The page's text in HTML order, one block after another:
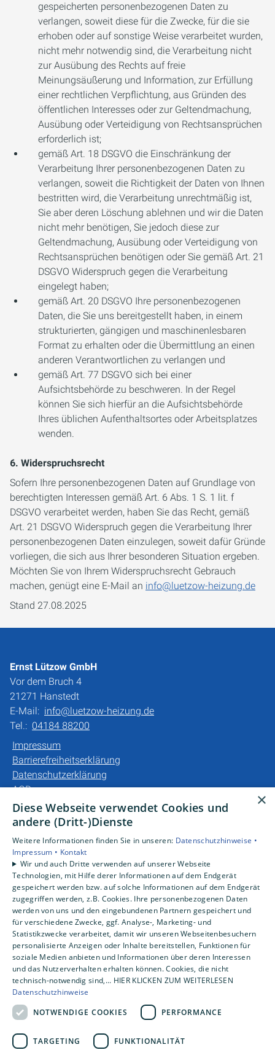
gespeicherten personenbezogenen Daten zu
verlangen, soweit diese für die Zwecke, für die sie
erhoben oder auf sonstige Weise verarbeitet wurden,
nicht mehr notwendig sind, die Verarbeitung nicht
zur Ausübung des Rechts auf freie
Meinungsäußerung und Information, zur Erfüllung
einer rechtlichen Verpflichtung, aus Gründen des
öffentlichen Interesses oder zur Geltendmachung,
Ausübung oder Verteidigung von Rechtsansprüchen
erforderlich ist;
gemäß Art. 18 DSGVO die Einschränkung der
Verarbeitung Ihrer personenbezogenen Daten zu
verlangen, soweit die Richtigkeit der Daten von Ihnen
bestritten wird, die Verarbeitung unrechtmäßig ist,
Sie aber deren Löschung ablehnen und wir die Daten
nicht mehr benötigen, Sie jedoch diese zur
Geltendmachung, Ausübung oder Verteidigung von
Rechtsansprüchen benötigen oder Sie gemäß Art. 21
DSGVO Widerspruch gegen die Verarbeitung
eingelegt haben;
gemäß Art. 20 DSGVO Ihre personenbezogenen
Daten, die Sie uns bereitgestellt haben, in einem
strukturierten, gängigen und maschinenlesbaren
Format zu erhalten oder die Übermittlung an einen
anderen Verantwortlichen zu verlangen und
gemäß Art. 77 DSGVO sich bei einer
Aufsichtsbehörde zu beschweren. In der Regel
können Sie sich hierfür an die Aufsichtsbehörde
Ihres üblichen Aufenthaltsortes oder Arbeitsplatzes
wenden.
6. Widerspruchsrecht
Sofern Ihre personenbezogenen Daten auf Grundlage von
berechtigten Interessen gemäß Art. 6 Abs. 1 S. 1 lit. f
DSGVO verarbeitet werden, haben Sie das Recht, gemäß
Art. 21 DSGVO Widerspruch gegen die Verarbeitung Ihrer
personenbezogenen Daten einzulegen, soweit dafür Gründe
vorliegen, die sich aus Ihrer besonderen Situation ergeben.
Möchten Sie von Ihrem Widerspruchsrecht Gebrauch
machen, genügt eine E-Mail an info@luetzow-heizung.de
Stand 27.08.2025
Ernst Lützow GmbH
Vor dem Bruch 4
21271 Hanstedt
E-Mail: info@luetzow-heizung.de
Tel.: 04184 88200
Impressum
Barrierefreiheitserklärung
Datenschutzerklärung
AGB
Unsere Bereiche
Gewerbekunden
Karriere
Unternehmen
Kontakt
×
Diese Webseite verwendet Cookies und
andere (Dritt-)Dienste
Weitere Informationen finden Sie in unseren: Datenschutzhinweise •
Impressum • Kontakt
Wir und auch Dritte verwenden auf unserer Webseite
Technologien, mit Hilfe derer Informationen auf dem Endgerät
gespeichert werden bzw. auf solche Informationen auf dem Endgerät
zugegriffen werden, z.B. Cookies. Ihre personenbezogenen Daten
werden von uns und den eingebundenen Partnern gespeichert und
für verschiedene Zwecke, ggf. Analyse-, Marketing- und
Statistikzwecke verarbeitet, damit wir unseren Webseitenbesuchern
personalisierte Anzeigen oder Inhalte bereitstellen, Funktionen für
soziale Medien anbieten und Informationen über deren Interessen
und das Nutzerverhalten erhalten können. Cookies, die nicht
technisch-notwendig sind,... HIER KLICKEN ZUM WEITERLESEN
Datenschutzhinweise
NOTWENDIGE COOKIES
PERFORMANCE
TARGETING FUNKTIONALITÄT